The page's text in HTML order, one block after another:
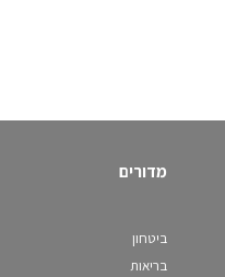
מדורים
ביטחון
בריאות